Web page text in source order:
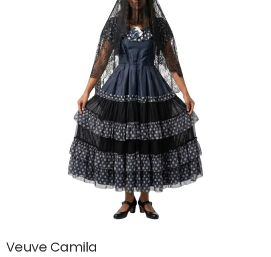
Veuve Camila